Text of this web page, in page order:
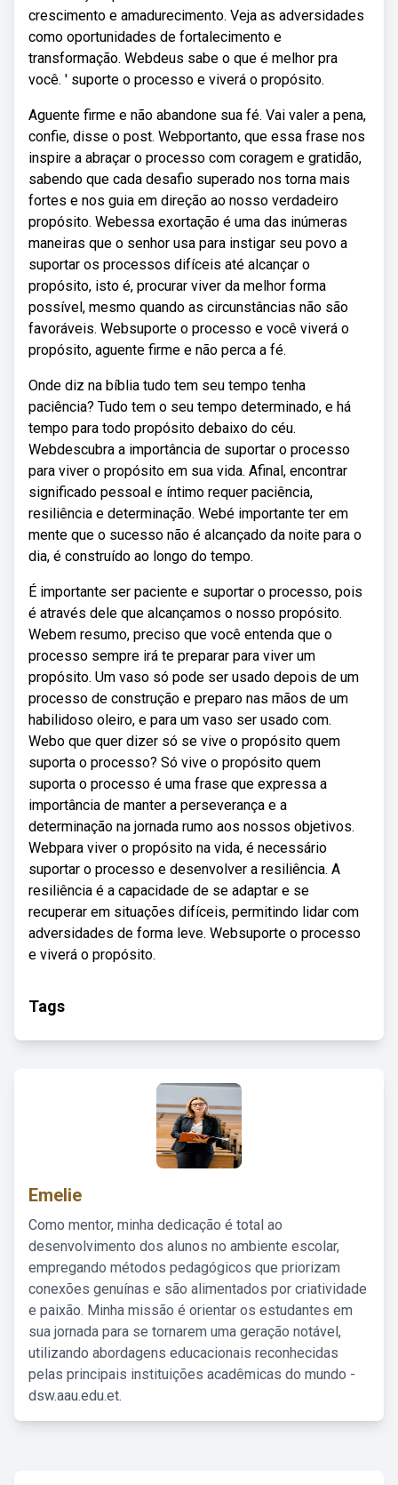
crescimento e amadurecimento. Veja as adversidades
como oportunidades de fortalecimento e
transformação. Webdeus sabe o que é melhor pra
você. ' suporte o processo e viverá o propósito.
Aguente firme e não abandone sua fé. Vai valer a pena,
confie, disse o post. Webportanto, que essa frase nos
inspire a abraçar o processo com coragem e gratidão,
sabendo que cada desafio superado nos torna mais
fortes e nos guia em direção ao nosso verdadeiro
propósito. Webessa exortação é uma das inúmeras
maneiras que o senhor usa para instigar seu povo a
suportar os processos difíceis até alcançar o
propósito, isto é, procurar viver da melhor forma
possível, mesmo quando as circunstâncias não são
favoráveis. Websuporte o processo e você viverá o
propósito, aguente firme e não perca a fé.
Onde diz na bíblia tudo tem seu tempo tenha
paciência? Tudo tem o seu tempo determinado, e há
tempo para todo propósito debaixo do céu.
Webdescubra a importância de suportar o processo
para viver o propósito em sua vida. Afinal, encontrar
significado pessoal e íntimo requer paciência,
resiliência e determinação. Webé importante ter em
mente que o sucesso não é alcançado da noite para o
dia, é construído ao longo do tempo.
É importante ser paciente e suportar o processo, pois
é através dele que alcançamos o nosso propósito.
Webem resumo, preciso que você entenda que o
processo sempre irá te preparar para viver um
propósito. Um vaso só pode ser usado depois de um
processo de construção e preparo nas mãos de um
habilidoso oleiro, e para um vaso ser usado com.
Webo que quer dizer só se vive o propósito quem
suporta o processo? Só vive o propósito quem
suporta o processo é uma frase que expressa a
importância de manter a perseverança e a
determinação na jornada rumo aos nossos objetivos.
Webpara viver o propósito na vida, é necessário
suportar o processo e desenvolver a resiliência. A
resiliência é a capacidade de se adaptar e se
recuperar em situações difíceis, permitindo lidar com
adversidades de forma leve. Websuporte o processo
e viverá o propósito.
Tags
Emelie
Como mentor, minha dedicação é total ao
desenvolvimento dos alunos no ambiente escolar,
empregando métodos pedagógicos que priorizam
conexões genuínas e são alimentados por criatividade
e paixão. Minha missão é orientar os estudantes em
sua jornada para se tornarem uma geração notável,
utilizando abordagens educacionais reconhecidas
pelas principais instituições acadêmicas do mundo -
dsw.aau.edu.et.